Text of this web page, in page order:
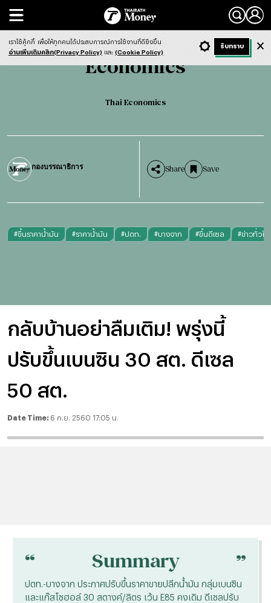
Search
Economics Thai Economics
Economics
Thai Economics
กองบรรณาธิการ Share Save
#ขึ้นราคาน้ำมัน #ราคาน้ำมัน #ปตท. #บางจาก #ขึ้นดีเซล #ข่าวทั่วไป
กลับบ้านอย่าลืมเติม! พรุ่งนี้
ปรับขึ้นเบนซิน 30 สต. ดีเซล
50 สต.
Date Time: 6 ก.ย. 2560 17:05 น.
- ก + ก Dark ฟังข่าว
“ Summary “
ปตท.-บางจาก ประกาศปรับขึ้นราคาขายปลีกน้ำมัน กลุ่มเบนซิน
และแก๊สโซฮอล์ 30 สตางค์/ลิตร เว้น E85 คงเดิม ดีเซลปรับ
เราใช้คุ้กกี้ เพื่อให้ทุกคนได้ประสบการณ์การใช้งานที่ดียิ่งขึ้น
อ่านเพิ่มเติมคลิก(Privacy Policy) และ (Cookie Policy)
รับทราบ